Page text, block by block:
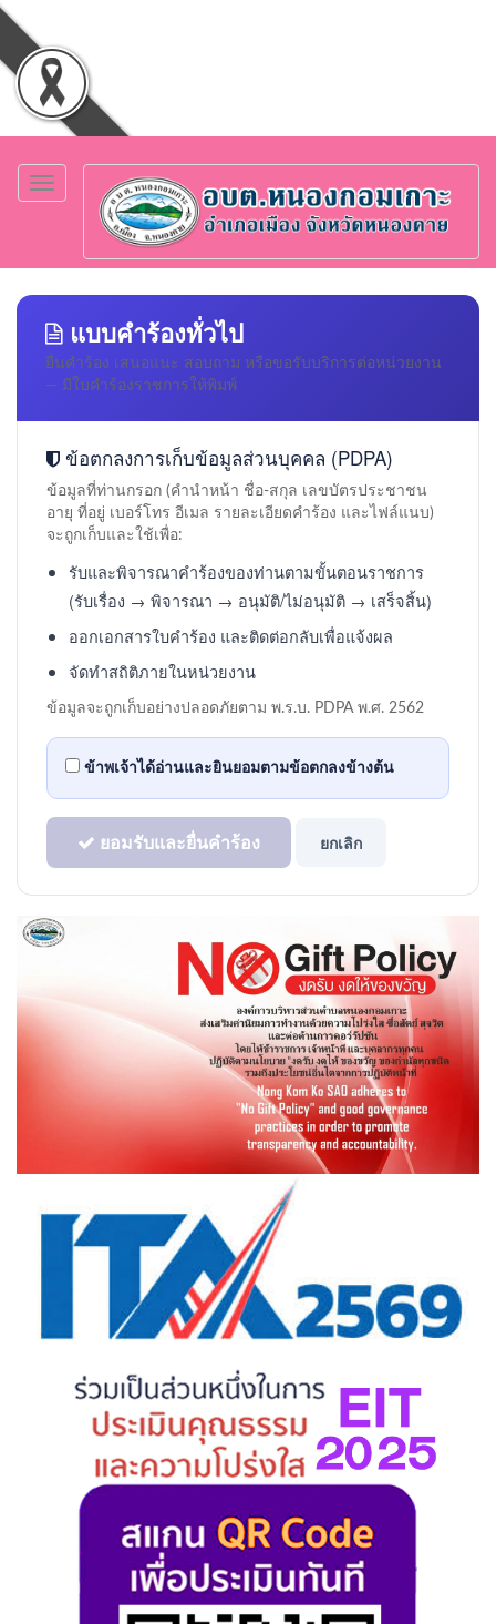
Toggle
navigation
แบบคำร้องทั่วไป
ยื่นคำร้อง เสนอแนะ สอบถาม หรือขอรับบริการต่อหน่วยงาน
— มีใบคำร้องราชการให้พิมพ์
ข้อตกลงการเก็บข้อมูลส่วนบุคคล (PDPA)
ข้อมูลที่ท่านกรอก (คำนำหน้า ชื่อ-สกุล เลขบัตรประชาชน
อายุ ที่อยู่ เบอร์โทร อีเมล รายละเอียดคำร้อง และไฟล์แนบ)
จะถูกเก็บและใช้เพื่อ:
รับและพิจารณาคำร้องของท่านตามขั้นตอนราชการ
(รับเรื่อง → พิจารณา → อนุมัติ/ไม่อนุมัติ → เสร็จสิ้น)
ออกเอกสารใบคำร้อง และติดต่อกลับเพื่อแจ้งผล
จัดทำสถิติภายในหน่วยงาน
ข้อมูลจะถูกเก็บอย่างปลอดภัยตาม พ.ร.บ. PDPA พ.ศ. 2562
ข้าพเจ้าได้อ่านและยินยอมตามข้อตกลงข้างต้น
ยอมรับและยื่นคำร้อง ยกเลิก